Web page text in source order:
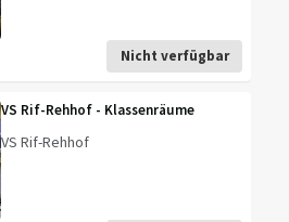
Nicht verfügbar
VS Rif-Rehhof - Klassenräume
VS Rif-Rehhof